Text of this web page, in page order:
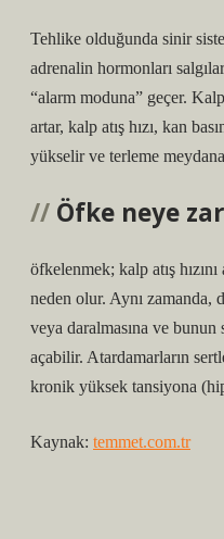
Tehlike olduğunda sinir
adrenalin hormonları
“alarm moduna” geçer. Kalp
artar, kalp atış hızı, kan
yükselir ve terleme
Öfke neye
öfkelenmek; kalp atış
neden olur. Aynı zamanda,
veya daralmasına ve
açabilir. Atardamarların
kronik yüksek tansiyona
Kaynak: temmet.com.tr